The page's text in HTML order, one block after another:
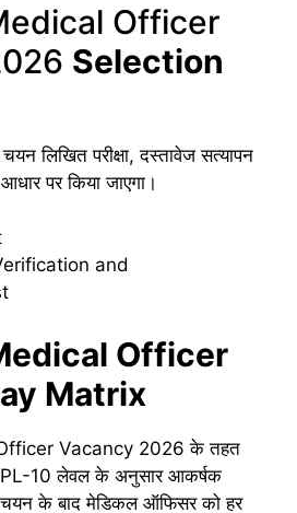
Officer
Selection
चयन लिखित परीक्षा, दस्तावेज सत्यापन
पर किया जाएगा।
and
Officer
Matrix
Vacancy 2026 के तहत
FPL-10 लेवल के अनुसार आकर्षक
चयन के बाद मेडिकल ऑफिसर को हर